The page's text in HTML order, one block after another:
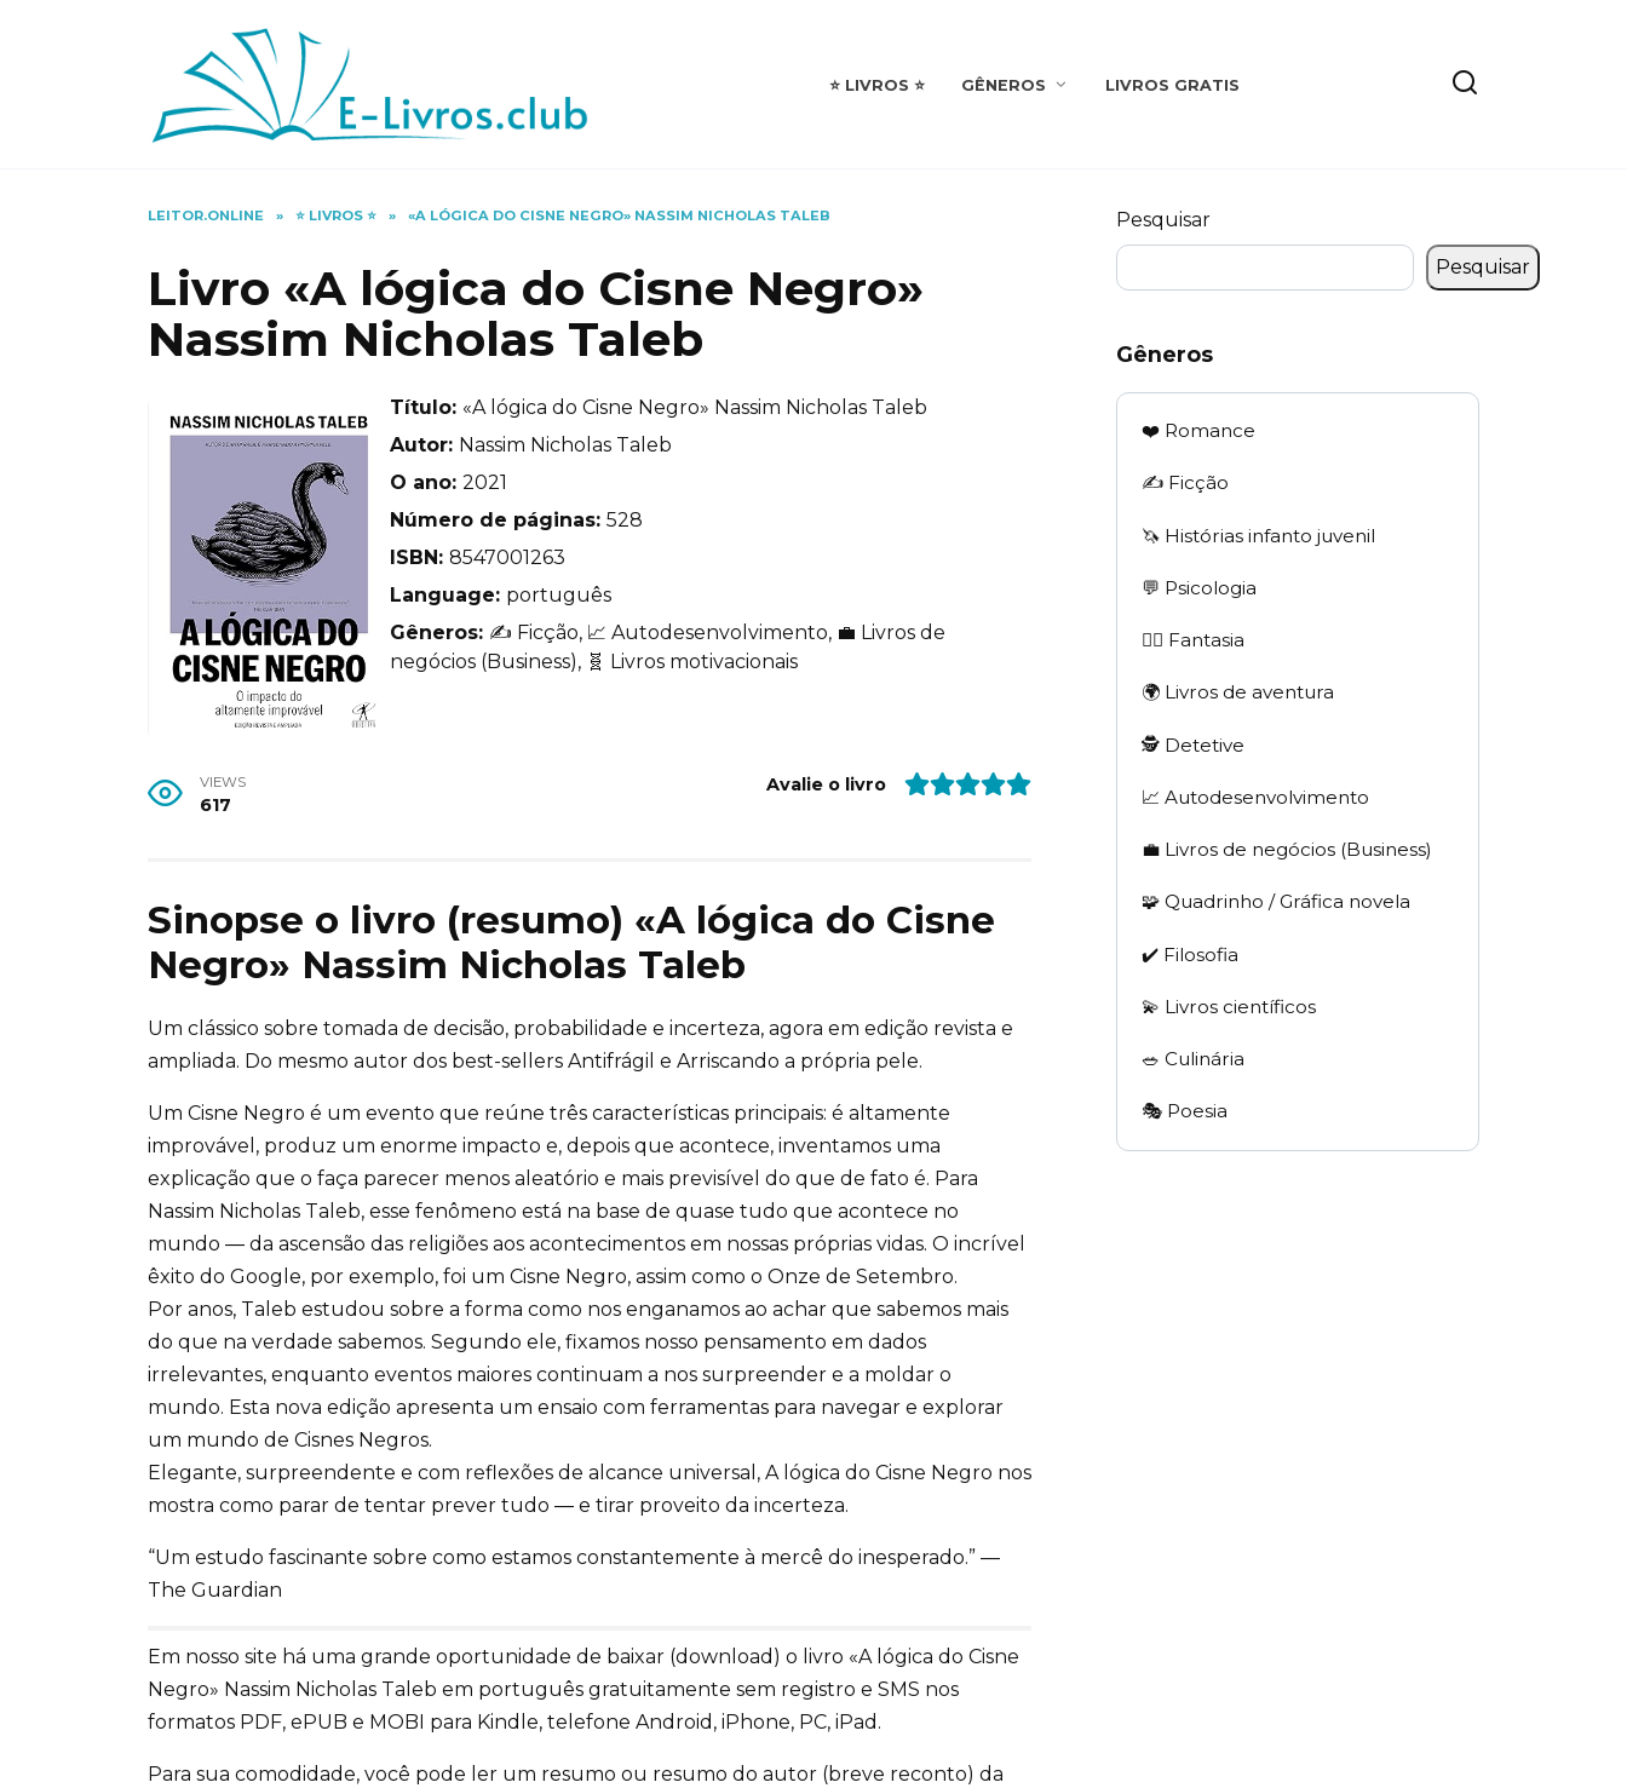
⭐️ LIVROS ⭐️ GÊNEROS LIVROS GRATIS
LEITOR.ONLINE » ⭐️ LIVROS ⭐️ » «A LÓGICA DO CISNE NEGRO» NASSIM NICHOLAS TALEB
Livro «A lógica do Cisne Negro»
Nassim Nicholas Taleb
Título: «A lógica do Cisne Negro» Nassim Nicholas Taleb
Autor: Nassim Nicholas Taleb
O ano: 2021
Número de páginas: 528
ISBN: 8547001263
Language: português
Gêneros: ✍️ Ficção, 📈 Autodesenvolvimento, 💼 Livros de
negócios (Business), 🧬 Livros motivacionais
VIEWS
617
Avalie o livro
Sinopse o livro (resumo) «A lógica do Cisne
Negro» Nassim Nicholas Taleb
Um clássico sobre tomada de decisão, probabilidade e incerteza, agora em edição revista e
ampliada. Do mesmo autor dos best-sellers Antifrágil e Arriscando a própria pele.
Um Cisne Negro é um evento que reúne três características principais: é altamente
improvável, produz um enorme impacto e, depois que acontece, inventamos uma
explicação que o faça parecer menos aleatório e mais previsível do que de fato é. Para
Nassim Nicholas Taleb, esse fenômeno está na base de quase tudo que acontece no
mundo ― da ascensão das religiões aos acontecimentos em nossas próprias vidas. O incrível
êxito do Google, por exemplo, foi um Cisne Negro, assim como o Onze de Setembro.
Por anos, Taleb estudou sobre a forma como nos enganamos ao achar que sabemos mais
do que na verdade sabemos. Segundo ele, fixamos nosso pensamento em dados
irrelevantes, enquanto eventos maiores continuam a nos surpreender e a moldar o
mundo. Esta nova edição apresenta um ensaio com ferramentas para navegar e explorar
um mundo de Cisnes Negros.
Elegante, surpreendente e com reflexões de alcance universal, A lógica do Cisne Negro nos
mostra como parar de tentar prever tudo ― e tirar proveito da incerteza.
“Um estudo fascinante sobre como estamos constantemente à mercê do inesperado.” ―
The Guardian
Em nosso site há uma grande oportunidade de baixar (download) o livro «A lógica do Cisne
Negro» Nassim Nicholas Taleb em português gratuitamente sem registro e SMS nos
formatos PDF, ePUB e MOBI para Kindle, telefone Android, iPhone, PC, iPad.
Para sua comodidade, você pode ler um resumo ou resumo do autor (breve reconto) da
Pesquisar
Pesquisar
Gêneros
❤️ Romance
✍️ Ficção
🦄 Histórias infanto juvenil
💬 Psicologia
🧙‍♂️ Fantasia
🌍 Livros de aventura
🕵 Detetive
📈 Autodesenvolvimento
💼 Livros de negócios (Business)
🧩 Quadrinho / Gráfica novela
✔️ Filosofia
💫 Livros científicos
🥗 Culinária
🎭 Poesia